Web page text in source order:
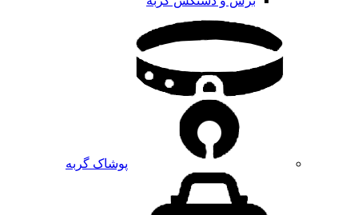
پوشاک گربه